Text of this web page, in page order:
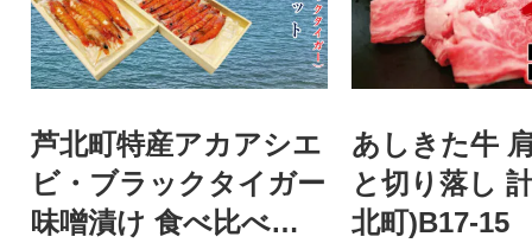
芦北町特産アカアシエ
ビ・ブラックタイガー
味噌漬け 食べ比べ
あしきた牛
と切り落し
北町)B17-15